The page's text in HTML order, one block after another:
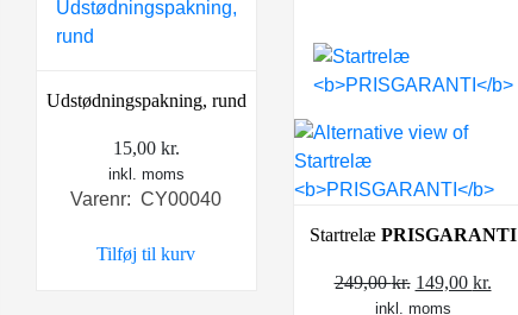
Udstødningspakning, rund
15,00 kr.
inkl. moms
Varenr: CY00040
Tilføj til kurv
Startrelæ PRISGARANTI
249,00kr. Den
oprindelige
149,00 kr.
inkl. moms